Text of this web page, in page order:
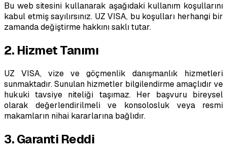
Bu web sitesini kullanarak aşağıdaki kullanım koşullarını
kabul etmiş sayılırsınız. UZ VISA, bu koşulları herhangi bir
zamanda değiştirme hakkını saklı tutar.
2. Hizmet Tanımı
UZ VISA, vize ve göçmenlik danışmanlık hizmetleri
sunmaktadır. Sunulan hizmetler bilgilendirme amaçlıdır ve
hukuki tavsiye niteliği taşımaz. Her başvuru bireysel
olarak değerlendirilmeli ve konsolosluk veya resmi
makamların nihai kararlarına bağlıdır.
3. Garanti Reddi